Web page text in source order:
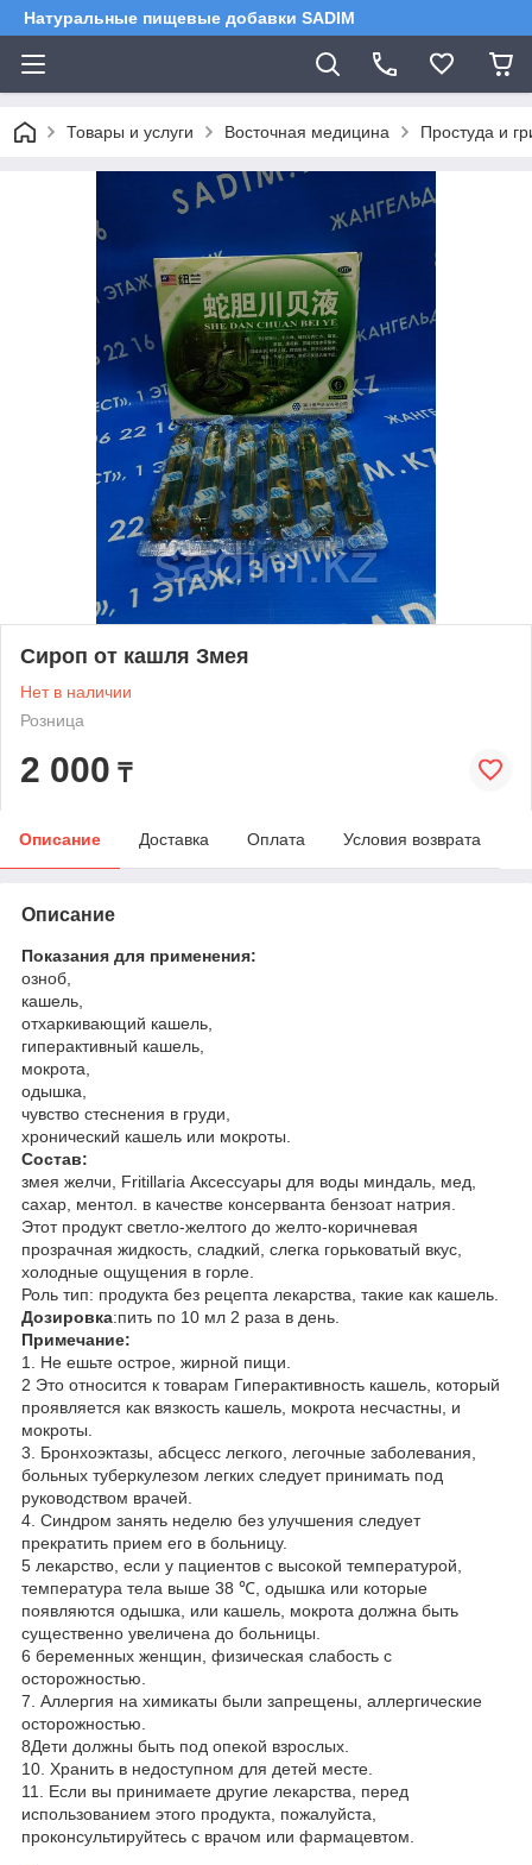
Натуральные пищевые добавки SADIM
Товары и услуги Восточная медицина Простуда и
Сироп от кашля Змея
Нет в наличии
Розница
2 000 ₸
Описание Доставка Оплата Условия возврата
Описание
Показания для применения:
озноб,
кашель,
отхаркивающий кашель,
гиперактивный кашель,
мокрота,
одышка,
чувство стеснения в груди,
хронический кашель или мокроты.
Состав:
змея желчи, Fritillaria Аксессуары для воды миндаль, мед,
сахар, ментол. в качестве консерванта бензоат натрия.
Этот продукт светло-желтого до желто-коричневая
прозрачная жидкость, сладкий, слегка горьковатый вкус,
холодные ощущения в горле.
Роль тип: продукта без рецепта лекарства, такие как кашель.
Дозировка:пить по 10 мл 2 раза в день.
Примечание:
1. Не ешьте острое, жирной пищи.
2 Это относится к товарам Гиперактивность кашель, который
проявляется как вязкость кашель, мокрота несчастны, и
мокроты.
3. Бронхоэктазы, абсцесс легкого, легочные заболевания,
больных туберкулезом легких следует принимать под
руководством врачей.
4. Синдром занять неделю без улучшения следует
прекратить прием его в больницу.
5 лекарство, если у пациентов с высокой температурой,
температура тела выше 38 ℃, одышка или которые
появляются одышка, или кашель, мокрота должна быть
существенно увеличена до больницы.
6 беременных женщин, физическая слабость с
осторожностью.
7. Аллергия на химикаты были запрещены, аллергические
осторожностью.
8Дети должны быть под опекой взрослых.
10. Хранить в недоступном для детей месте.
11. Если вы принимаете другие лекарства, перед
использованием этого продукта, пожалуйста,
проконсультируйтесь с врачом или фармацевтом.